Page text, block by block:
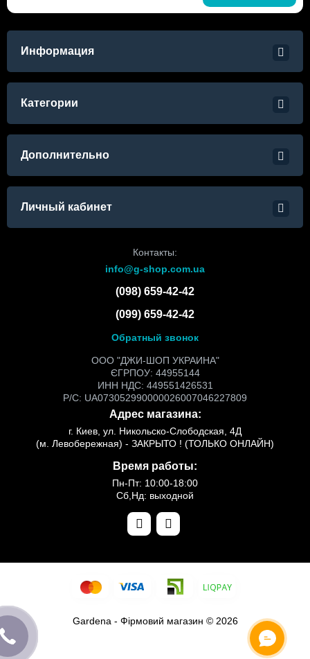
Информация
Категории
Дополнительно
Личный кабинет
Контакты:
info@g-shop.com.ua
(098) 659-42-42
(099) 659-42-42
Обратный звонок
ООО "ДЖИ-ШОП УКРАИНА"
ЄГРПОУ: 44955144
ИНН НДС: 449551426531
Р/С: UA073052990000026007046227809
Адрес магазина:
г. Киев, ул. Никольско-Слободская, 4Д
(м. Левобережная) - ЗАКРЫТО ! (ТОЛЬКО ОНЛАЙН)
Время работы:
Пн-Пт: 10:00-18:00
Сб,Нд: выходной
Gardena - Фірмовий магазин © 2026